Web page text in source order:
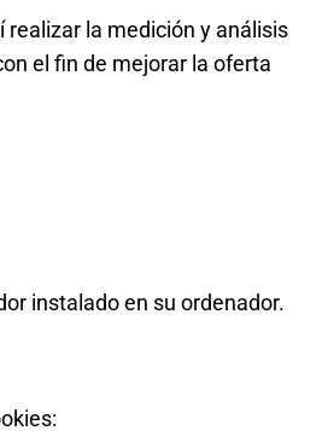
la medición y análisis
el fin de mejorar la oferta
instalado en su ordenador.